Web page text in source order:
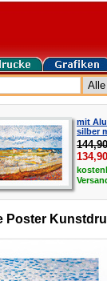
mit
silber
134,90
Poster